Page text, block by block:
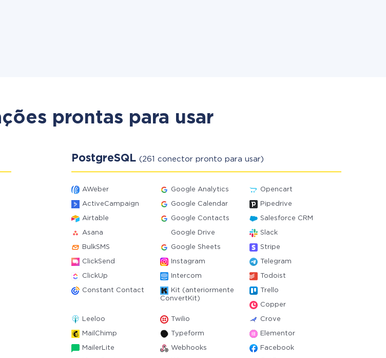
prontas para usar
PostgreSQL (261 conector pronto para usar)
AWeber Google Analytics Opencart
ActiveCampaign Google Calendar Pipedrive
Airtable Google Contacts Salesforce CRM
Asana Google Drive Slack
BulkSMS Google Sheets Stripe
ClickSend Instagram Telegram
ClickUp Intercom Todoist
Constant Contact
Kit (anteriormente
ConvertKit)
Trello
Copper
Leeloo Twilio Crove
MailChimp Typeform Elementor
MailerLite Webhooks Facebook